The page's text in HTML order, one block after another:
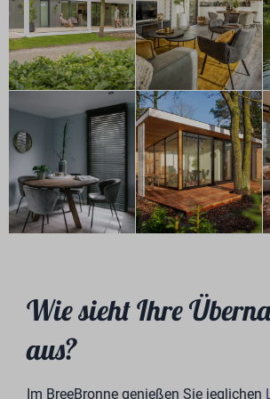
Wie sieht Ihre
aus?
Im BreeBronne genießen Sie jeglichen